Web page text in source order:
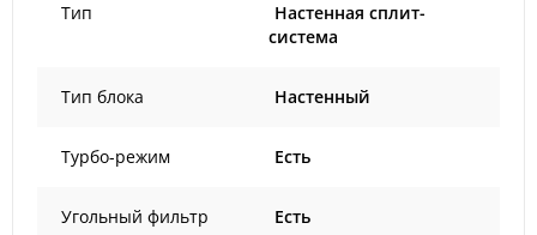
Тип
Настенная сплит-
система
Тип блока Настенный
Турбо-режим Есть
Угольный фильтр Есть